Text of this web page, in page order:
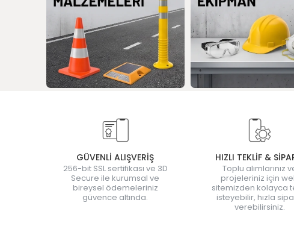
GÜVENLİ ALIŞVERİŞ
256-bit SSL sertifikası ve 3D
Secure ile kurumsal ve
bireysel ödemeleriniz
güvence altında.
HIZLI TEKLİF &
Toplu alımlarınız
projeleriniz için
sitemizden kolayca
isteyebilir, hızla
verebilirsiniz.